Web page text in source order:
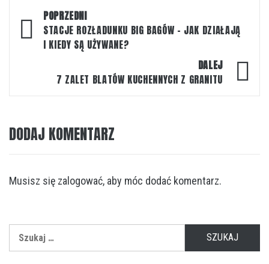
Nawigacja
wpisu
POPRZEDNI
STACJE ROZŁADUNKU BIG BAGÓW – JAK DZIAŁAJĄ
I KIEDY SĄ UŻYWANE?
DALEJ
7 ZALET BLATÓW KUCHENNYCH Z GRANITU
DODAJ KOMENTARZ
Musisz się zalogować, aby móc dodać komentarz.